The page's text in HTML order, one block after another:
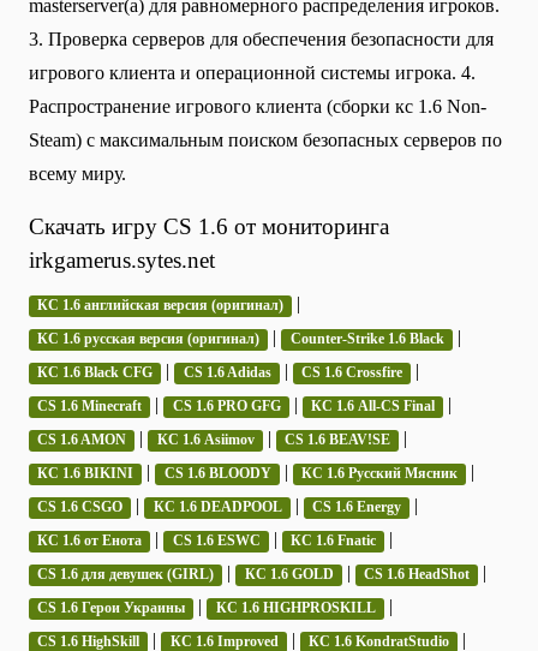
masterserver(а) для равномерного распределения игроков.
3. Проверка серверов для обеспечения безопасности для
игрового клиента и операционной системы игрока. 4.
Распространение игрового клиента (сборки кс 1.6 Non-
Steam) с максимальным поиском безопасных серверов по
всему миру.
Скачать игру CS 1.6 от мониторинга
irkgamerus.sytes.net
КС 1.6 английская версия (оригинал) |
КС 1.6 русская версия (оригинал) | Counter-Strike 1.6 Black |
КС 1.6 Black CFG | CS 1.6 Adidas | CS 1.6 Crossfire |
CS 1.6 Minecraft | CS 1.6 PRO GFG | КС 1.6 All-CS Final |
CS 1.6 AMON | КС 1.6 Asiimov | CS 1.6 BEAV!SE |
КС 1.6 BIKINI | CS 1.6 BLOODY | КС 1.6 Русский Мясник |
CS 1.6 CSGO | КС 1.6 DEADPOOL | CS 1.6 Energy |
КС 1.6 от Енота | CS 1.6 ESWC | КС 1.6 Fnatic |
CS 1.6 для девушек (GIRL) | КС 1.6 GOLD | CS 1.6 HeadShot |
CS 1.6 Герои Украины | КС 1.6 HIGHPROSKILL |
CS 1.6 HighSkill | КС 1.6 Improved | КС 1.6 KondratStudio |